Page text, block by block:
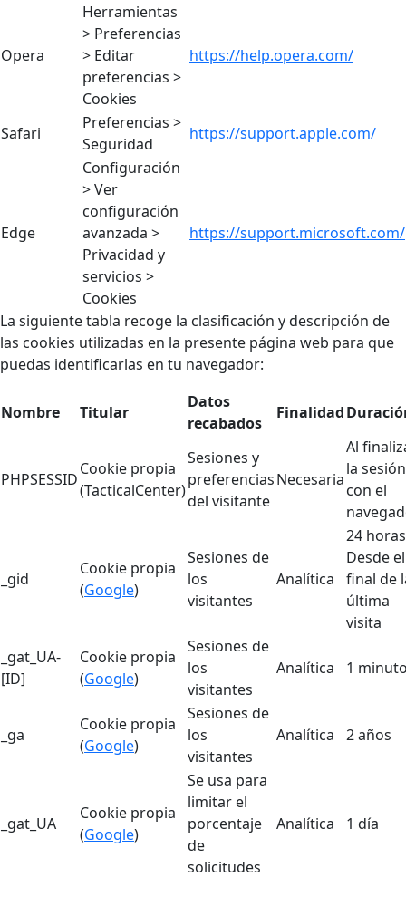
Opera
Herramientas
> Preferencias
> Editar
preferencias >
Cookies
https://help.opera.com/
Safari
Preferencias >
Seguridad
https://support.apple.com/
Edge
Configuración
> Ver
configuración
avanzada >
Privacidad y
servicios >
Cookies
https://support.microsoft.com/
La siguiente tabla recoge la clasificación y descripción de
las cookies utilizadas en la presente página web para que
puedas identificarlas en tu navegador:
Nombre Titular
Datos
recabados
Finalidad
PHPSESSID
Cookie propia
(TacticalCenter)
Sesiones y
preferencias
del visitante
Necesaria
Al
la sesión
con el
_gid
Cookie propia
(Google)
Sesiones de
los
visitantes
Analítica
24
Desde el
final de
última
visita
_gat_UA-
[ID]
Cookie propia
(Google)
Sesiones de
los
visitantes
Analítica 1
_ga
Cookie propia
(Google)
Sesiones de
los
visitantes
Analítica 2 años
_gat_UA
Cookie propia
(Google)
Se usa para
limitar el
porcentaje
de
solicitudes
Analítica 1 día